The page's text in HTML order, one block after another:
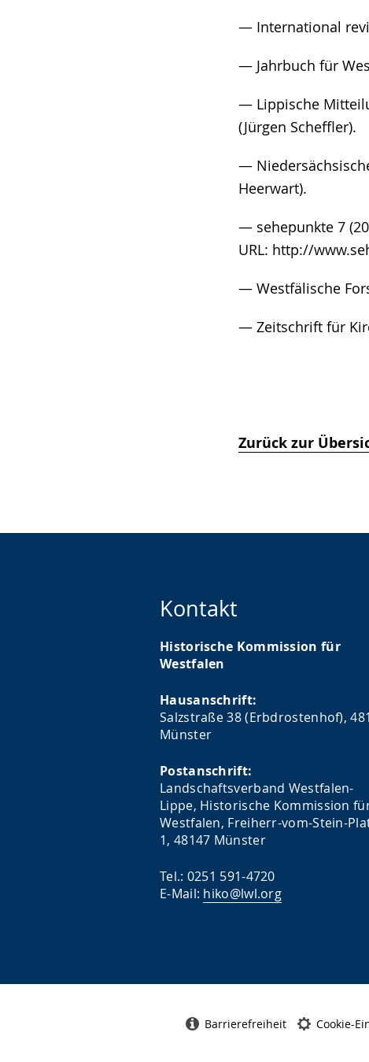
— International
— Jahrbuch für
— Lippische
(Jürgen Scheffler).
—
Heerwart).
— sehepunkte 7
URL: http://
— Westfälische
— Zeitschrift für
Zurück zur
Kontakt
Historische Kommission für
Westfalen
Hausanschrift:
Salzstraße 38 (Erbdrostenhof),
Münster
Postanschrift:
Landschaftsverband Westfalen-
Lippe, Historische Kommission
Westfalen, Freiherr-vom-Stein-
1, 48147 Münster
Tel.: 0251 591-4720
E-Mail: hiko@lwl.org
Barrierefreiheit Cookie-